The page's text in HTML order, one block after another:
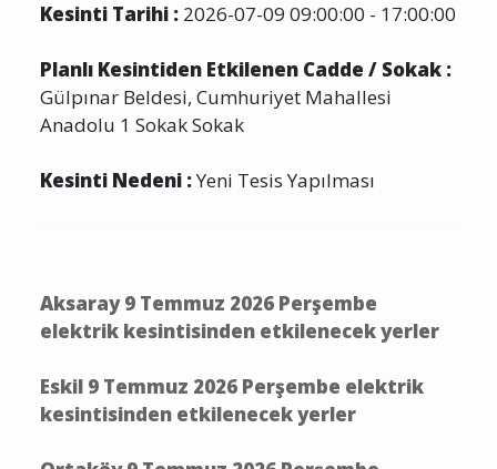
Kesinti Tarihi : 2026-07-09 09:00:00 - 17:00:00
Planlı Kesintiden Etkilenen Cadde / Sokak :
Gülpınar Beldesi, Cumhuriyet Mahallesi
Anadolu 1 Sokak Sokak
Kesinti Nedeni :Yeni Tesis Yapılması
Aksaray 9 Temmuz 2026 Perşembe
elektrik kesintisinden etkilenecek yerler
Eskil 9 Temmuz 2026 Perşembe elektrik
kesintisinden etkilenecek yerler